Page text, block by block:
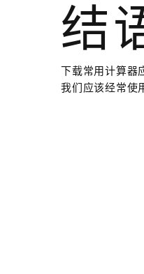
结
下载常用计算器
我们应该经常使